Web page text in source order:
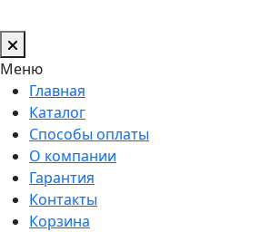
Меню
Главная
Каталог
Способы оплаты
О компании
Гарантия
Контакты
Корзина